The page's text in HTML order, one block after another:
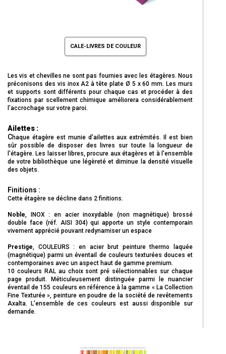
CALE-LIVRES DE COULEUR
Les vis et chevilles ne sont pas fournies avec les étagères. Nous
préconisons des vis inox A2 à tête plate Ø 5 x 60 mm. Les murs
et supports sont différents pour chaque cas et procéder à des
fixations par scellement chimique améliorera considérablement
l’accrochage sur votre paroi.
Ailettes :
Chaque étagère est munie d'ailettes aux extrémités. Il est bien
sûr possible de disposer des livres sur toute la longueur de
l'étagère. Les laisser libres, procure aux étagères et à l'ensemble
de votre bibliothèque une légèretéet diminue la densité visuelle
des objets.
Finitions :
Cette étagère se décline dans 2 finitions.
Noble , INOX : en acier inoxydable (non magnétique) brossé
double face (réf. AISI 304) qui apporte un style contemporain
vivement apprécié pouvant redynamiser un espace
Prestige , COULEURS : en acier brut peinture thermo laquée
(magnétique) parmi un éventail de couleurs texturées douces et
contemporaines avec un aspect haut de gamme premium.
10 couleurs RAL au choix sont pré sélectionnables sur chaque
page produit. Méticuleusement distinguée parmi le nuancier
éventail de 155 couleurs en référence à la gamme « La Collection
Fine Texturée », peinture en poudre de la société de revêtements
Axalta. L’ensemble de ces couleurs est aussi disponible sur
demande.